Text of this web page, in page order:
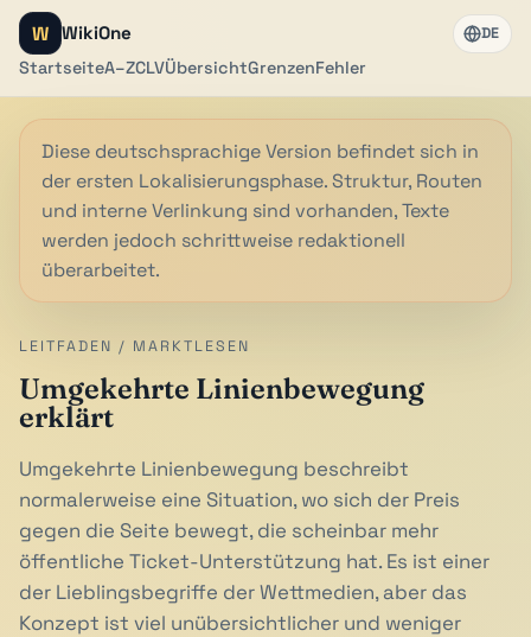
W WikiOne
StartseiteA–ZCLVÜbersichtGrenzenFehler
DE
Diese deutschsprachige Version befindet sich in
der ersten Lokalisierungsphase. Struktur, Routen
und interne Verlinkung sind vorhanden, Texte
werden jedoch schrittweise redaktionell
überarbeitet.
LEITFADEN / MARKTLESEN
Umgekehrte Linienbewegung
erklärt
Umgekehrte Linienbewegung beschreibt
normalerweise eine Situation, wo sich der Preis
gegen die Seite bewegt, die scheinbar mehr
öffentliche Ticket-Unterstützung hat. Es ist einer
der Lieblingsbegriffe der Wettmedien, aber das
Konzept ist viel unübersichtlicher und weniger